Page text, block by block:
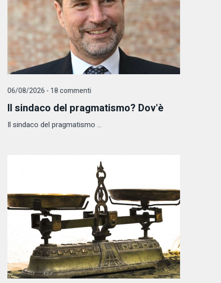
06/08/2026 - 18 commenti
Il sindaco del pragmatismo? Dov'è
Il sindaco del pragmatismo ...